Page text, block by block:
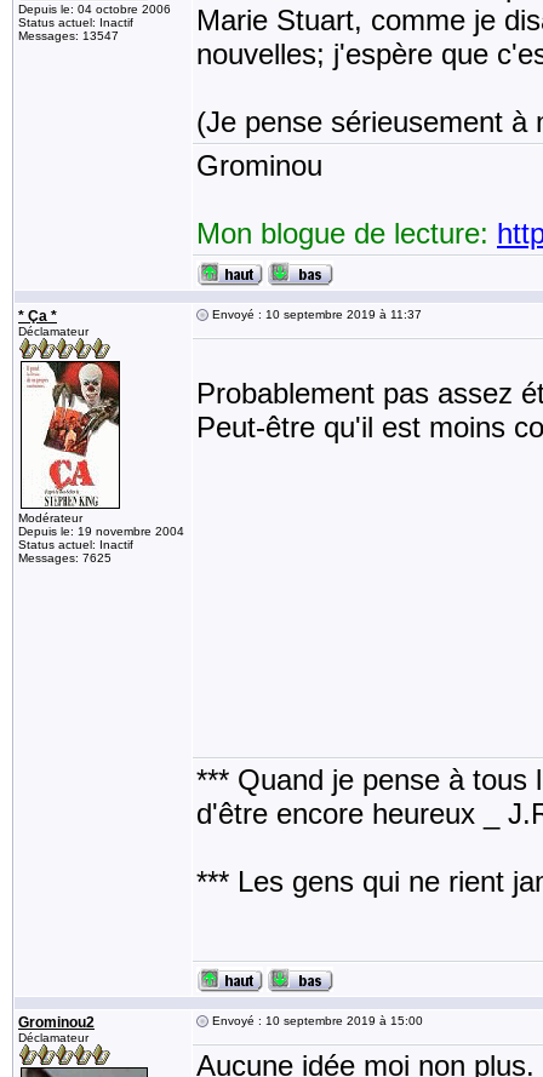
Depuis le: 04 octobre 2006
Status actuel: Inactif
Messages: 13547
Marie Stuart, comme je
nouvelles; j'espère que
(Je pense sérieusement à
Grominou
Mon blogue de lecture:
* Ça *
Déclamateur
Modérateur
Depuis le: 19 novembre 2004
Status actuel: Inactif
Messages: 7625
Envoyé : 10 septembre 2019 à 11:37
Probablement pas assez
Peut-être qu'il est moins
*** Quand je pense à tous
d'être encore heureux _
*** Les gens qui ne rient
Grominou2
Déclamateur
Envoyé : 10 septembre 2019 à 15:00
Aucune idée moi non plus.